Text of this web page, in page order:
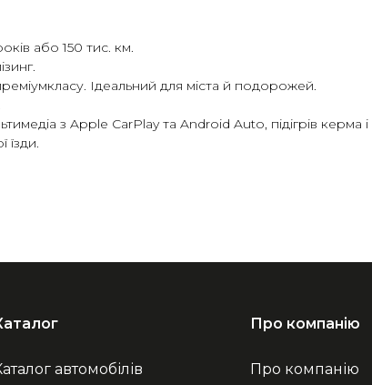
або 150 тис. км.
Ідеальний для міста й подорожей.
з Apple CarPlay та Android Auto, підігрів керма і
їзди.
автомобілів Про компанію
Про компанію